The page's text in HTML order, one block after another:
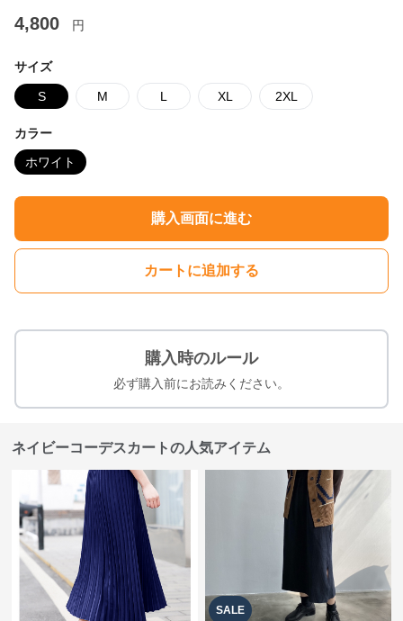
4,800 円
サイズ
S M L XL 2XL
カラー
ホワイト
購入画面に進む
カートに追加する
購入時のルール
必ず購入前にお読みください。
ネイビーコーデスカートの人気アイテム
SALE